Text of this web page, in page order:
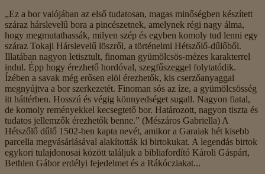
„Ez a bor valójában az első tudatosan, magas minőségben készített
száraz hárslevelű bora a pincészetnek, amelynek régi nagy álma,
hogy megmutathassák, milyen szép és egyben komoly tud lenni egy
száraz Tokaji Hárslevelű löszről, a történelmi Hétszőlő-dűlőből.
Illatában nagyon letisztult, finoman gyümölcsös-mézes karakterrel
indul. Épp hogy érezhető hordóval, szegfűszeggel folytatódik.
Ízében a savak még erősen elöl érezhetők, kis cserzőanyaggal
megnyújtva a bor szerkezetét. Finoman sós az íze, a gyümölcsösség
itt háttérben. Hosszú és végig könnyedséget sugall. Nagyon fiatal,
de komoly reményekkel kecsegtető bor. Határozott, nagyon tiszta és
tudatos jellemzők érezhetők benne.” (Mészáros Gabriella) A
Hétszőlő dűlő 1502-ben kapta nevét, amikor a Garaiak hét kisebb
parcella megvásárlásával alakították ki birtokukat. A legendás birtok
egykori tulajdonosai között találjuk a bibliafordító Károli Gáspárt,
Bethlen Gábor erdélyi fejedelmet és a Rákócziakat...